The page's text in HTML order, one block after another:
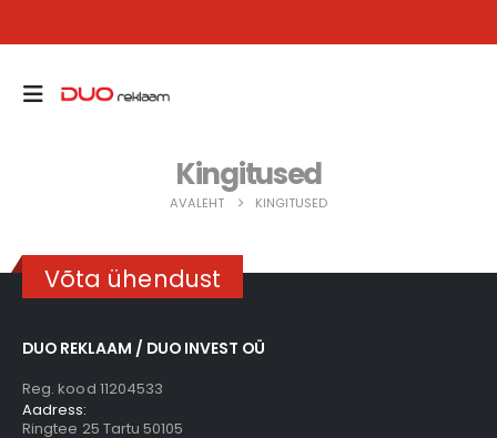
Kingitused
AVALEHT KINGITUSED
Võta ühendust
DUO REKLAAM / DUO INVEST OÜ
Reg. kood 11204533
Aadress:
Ringtee 25 Tartu 50105